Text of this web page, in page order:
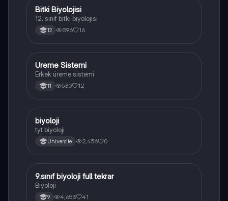
Biyoloji
Bitki Biyolojisi
12. sınıf bitki biyolojisi
12 896 16
Biyoloji
Üreme Sistemi
Erkek üreme sistemi
11 530 12
BBiyoloji
biyoloji
tyt biyoloji
Üniversite 2,456 0
Biyoloji
9.sınıf biyoloji full tekrar
Biyoloji
9 4,653 41